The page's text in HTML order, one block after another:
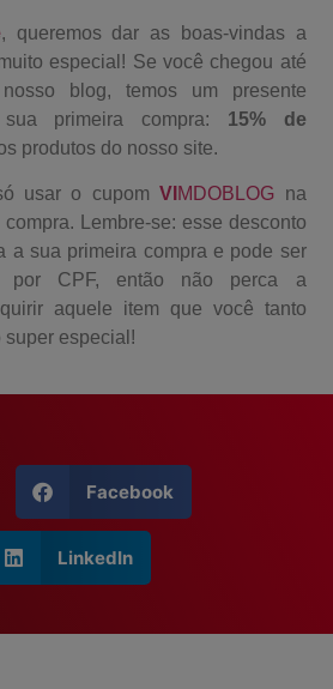
, queremos dar as boas-vindas a
especial! Se você chegou até
blog, temos um presente
primeira compra: 15% de
produtos do nosso site.
usar o cupomVI MDOBLOG na
Lembre-se: esse desconto
a sua primeira compra e pode ser
por CPF, então não perca a
aquele item que você tanto
super especial!
Facebook
LinkedIn